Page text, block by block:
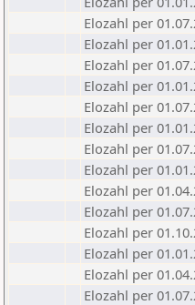
Elozahl per
Elozahl per
Elozahl per
Elozahl per
Elozahl per
Elozahl per
Elozahl per
Elozahl per
Elozahl per
Elozahl per
Elozahl per
Elozahl per
Elozahl per
Elozahl per